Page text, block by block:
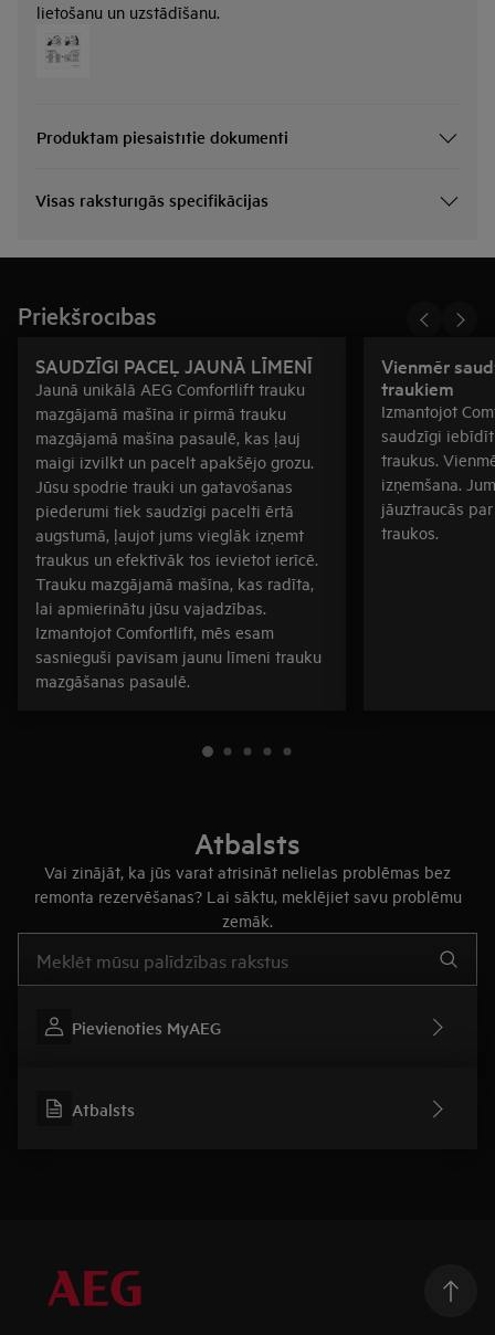
lietošanu un uzstādīšanu.
Produktam piesaistītie dokumenti
Visas raksturīgās specifikācijas
Priekšrocības
SAUDZĪGI PACEĻ JAUNĀ LĪMENĪ
Jaunā unikālā AEG Comfortlift trauku
mazgājamā mašīna ir pirmā trauku
mazgājamā mašīna pasaulē, kas ļauj
maigi izvilkt un pacelt apakšējo grozu.
Jūsu spodrie trauki un gatavošanas
piederumi tiek saudzīgi pacelti ērtā
augstumā, ļaujot jums vieglāk izņemt
traukus un efektīvāk tos ievietot ierīcē.
Trauku mazgājamā mašīna, kas radīta,
lai apmierinātu jūsu vajadzības.
Izmantojot Comfortlift, mēs esam
sasnieguši pavisam jaunu līmeni trauku
mazgāšanas pasaulē.
Vienmēr
traukiem
Izmantojot
saudzīgi
traukus.
izņemšana.
jāuztraucās
traukos.
Atbalsts
Vai zinājāt, ka jūs varat atrisināt nelielas problēmas bez
remonta rezervēšanas? Lai sāktu, meklējiet savu problēmu
zemāk.
Pievienoties MyAEG
Atbalsts